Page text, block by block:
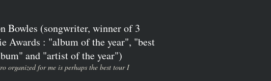
Bowles (songwriter, winner of 3
Awards : "album of the year", "best
and "artist of the year")
organized for me is perhaps the best tour I